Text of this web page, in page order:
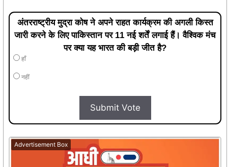
अंतरराष्ट्रीय मुद्रा कोष ने अपने राहत कार्यक्रम की अगली किस्त
जारी करने के लिए पाकिस्तान पर 11 नई शर्तें लगाई हैं। वैश्विक मंच
पर क्या यह भारत की बड़ी जीत है?
हाँ
नहीं
Submit Vote
Advertisement Box